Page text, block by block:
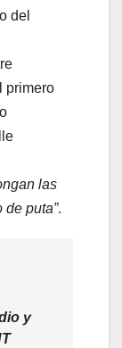
del
primero
las
puta”.
y